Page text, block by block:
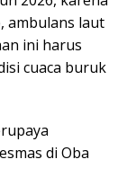
ambulans laut
ini harus
cuaca buruk
di Oba